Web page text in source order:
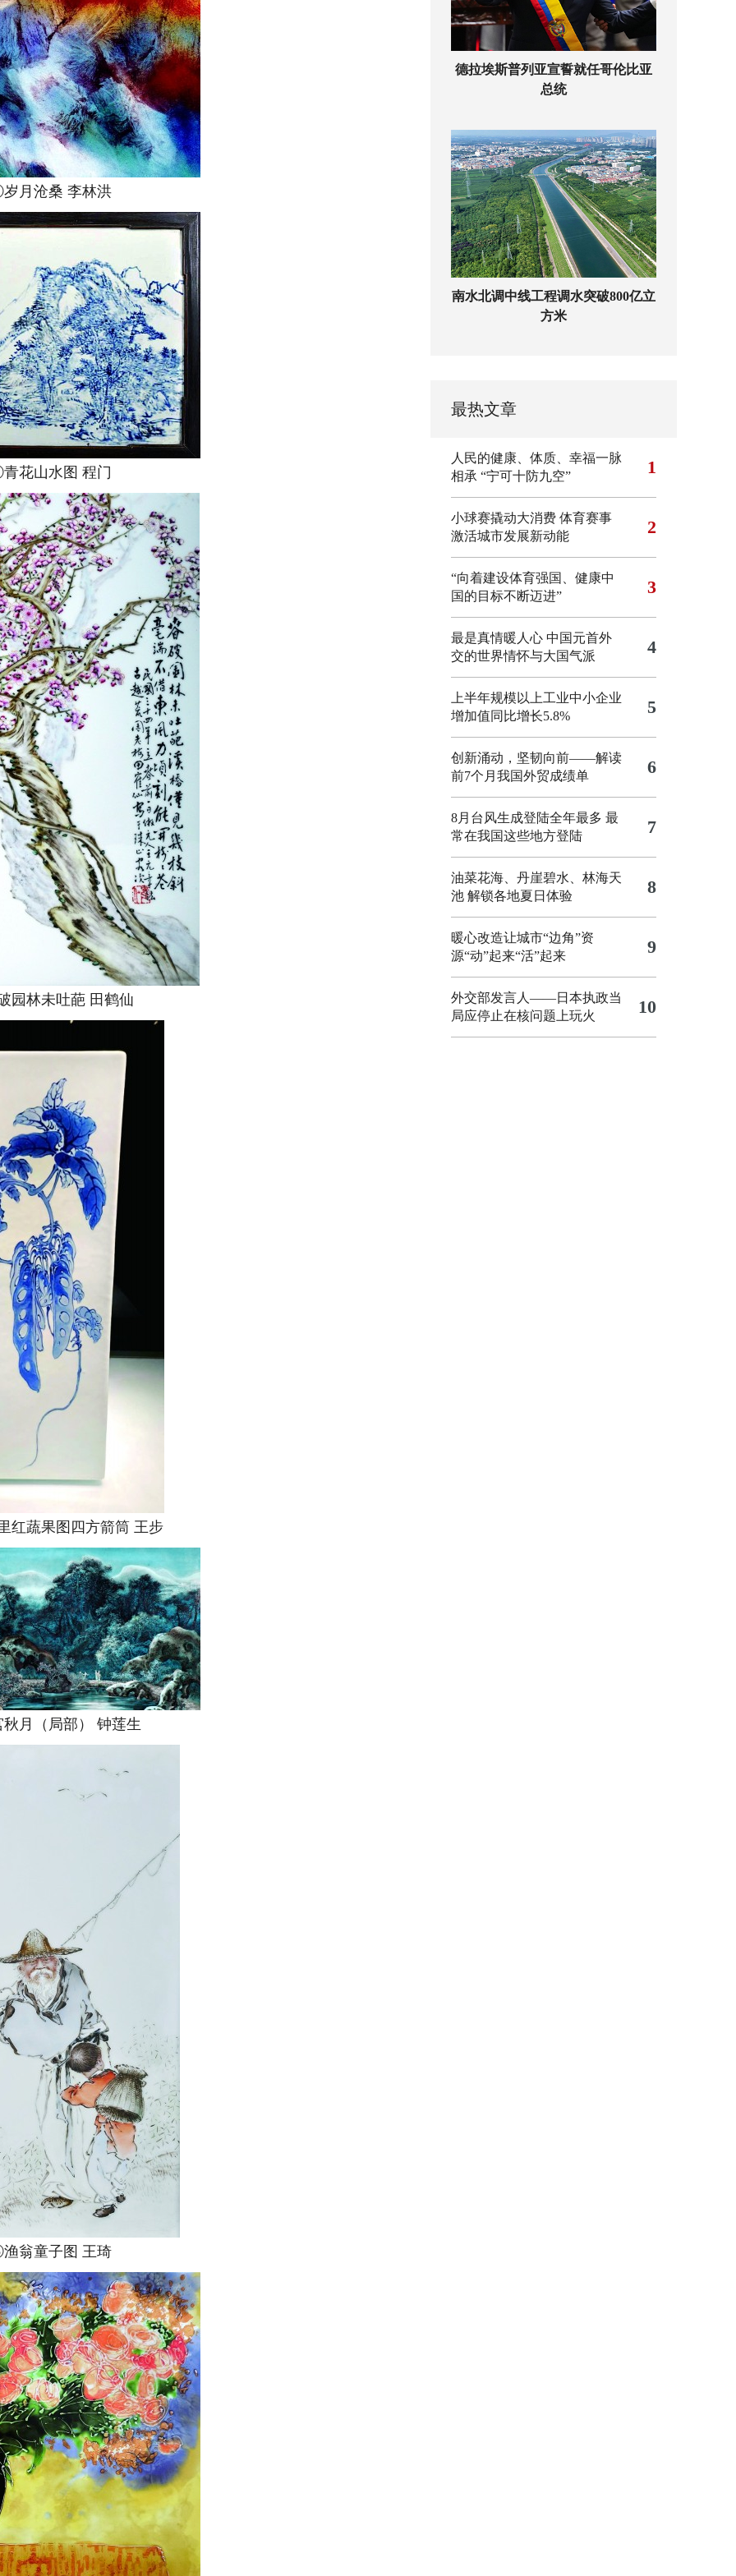
沧桑 李林洪
山水图 程门
未吐葩 田鹤仙
果图四方箭筒 王步
（局部） 钟莲生
童子图 王琦
德拉埃斯普列亚宣誓就任哥伦比亚
总统
南水北调中线工程调水突破800亿立
方米
最热文章
人民的健康、体质、幸福一脉
相承 “宁可十防九空” 1
小球赛撬动大消费 体育赛事
激活城市发展新动能
2
“向着建设体育强国、健康中
国的目标不断迈进”
3
最是真情暖人心 中国元首外
交的世界情怀与大国气派
4
上半年规模以上工业中小企业
增加值同比增长5.8%
5
创新涌动，坚韧向前——解读
前7个月我国外贸成绩单
6
8月台风生成登陆全年最多 最
常在我国这些地方登陆
7
油菜花海、丹崖碧水、林海天
池 解锁各地夏日体验
8
暖心改造让城市“边角”资
源“动”起来“活”起来
9
外交部发言人——日本执政当
局应停止在核问题上玩火
10